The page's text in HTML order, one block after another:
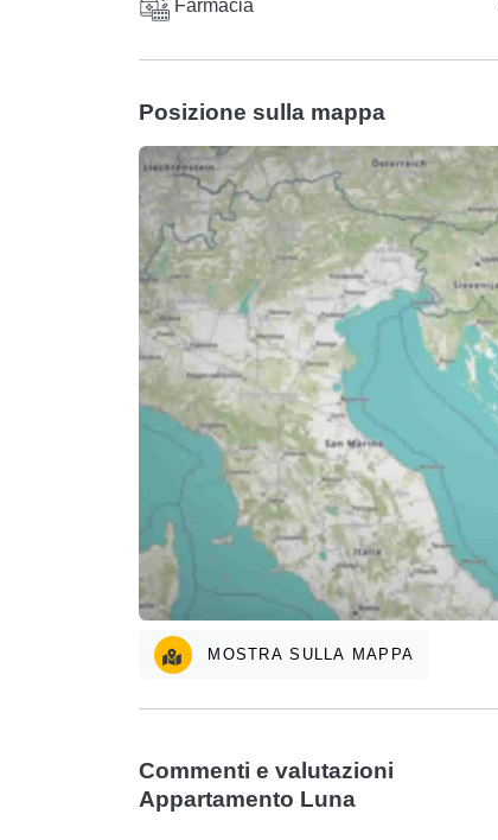
Farmacia
Posizione sulla mappa
MOSTRA SULLA MAPPA
Commenti e valutazioni
Appartamento Luna